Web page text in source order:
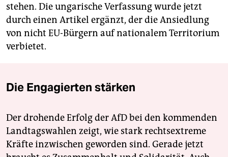
stehen. Die ungarische Verfassung wurde jetzt
durch einen Artikel ergänzt, der die Ansiedlung
von nicht EU-Bürgern auf nationalem Territorium
verbietet.
Die Engagierten stärken
Der drohende Erfolg der AfD bei den kommenden
Landtagswahlen zeigt, wie stark rechtsextreme
Kräfte inzwischen geworden sind. Gerade jetzt